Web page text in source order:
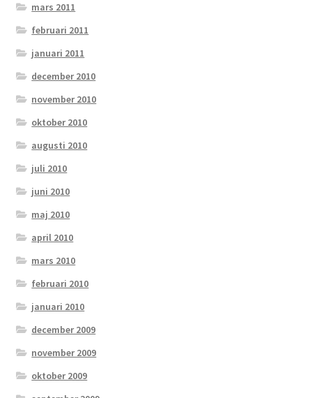
mars 2011
februari 2011
januari 2011
december 2010
november 2010
oktober 2010
augusti 2010
juli 2010
juni 2010
maj 2010
april 2010
mars 2010
februari 2010
januari 2010
december 2009
november 2009
oktober 2009